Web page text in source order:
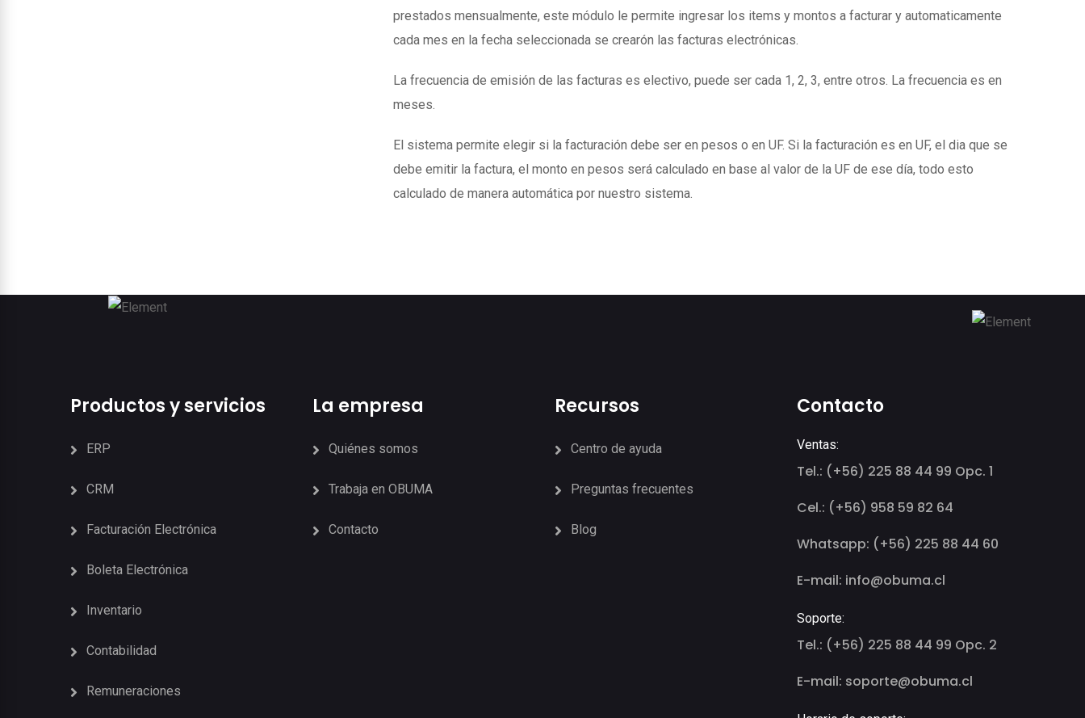
prestados mensualmente, este módulo le permite ingresar los items y montos a facturar y automaticamente
cada mes en la fecha seleccionada se crearón las facturas electrónicas.
La frecuencia de emisión de las facturas es electivo, puede ser cada 1, 2, 3, entre otros. La frecuencia es en
meses.
El sistema permite elegir si la facturación debe ser en pesos o en UF. Si la facturación es en UF, el dia que se
debe emitir la factura, el monto en pesos será calculado en base al valor de la UF de ese día, todo esto
calculado de manera automática por nuestro sistema.
Productos y servicios
ERP
CRM
Facturación Electrónica
Boleta Electrónica
Inventario
Contabilidad
Remuneraciones
La empresa
Quiénes somos
Trabaja en OBUMA
Contacto
Recursos
Centro de ayuda
Preguntas frecuentes
Blog
Contacto
Ventas:
Tel.: (+56) 225 88 44 99 Opc. 1
Cel.: (+56) 958 59 82 64
Whatsapp: (+56) 225 88 44 60
E-mail: info@obuma.cl
Soporte:
Tel.: (+56) 225 88 44 99 Opc. 2
E-mail: soporte@obuma.cl